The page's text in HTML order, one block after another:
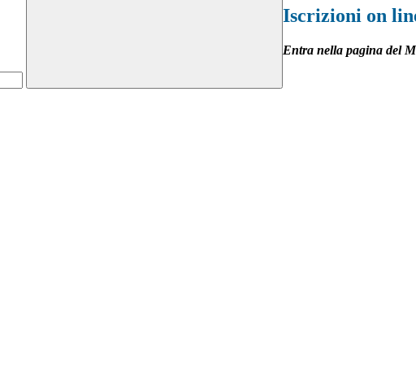
Iscrizioni on
Entra nella pagina del